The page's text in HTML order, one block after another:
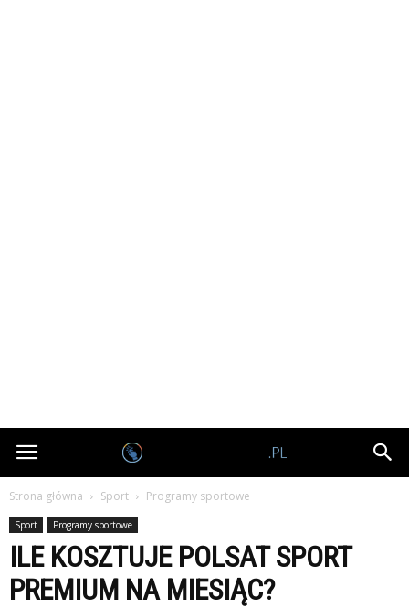
Nagrodobiorcy.pl
Strona główna Sport Programy sportowe
Sport Programy sportowe
ILE KOSZTUJE POLSAT SPORT
PREMIUM NA MIESIĄC?